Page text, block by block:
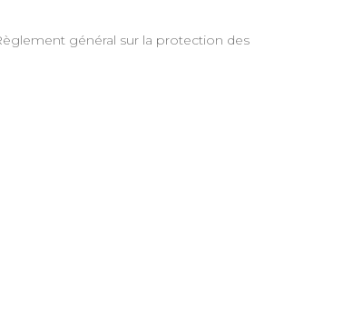
général sur la protection des